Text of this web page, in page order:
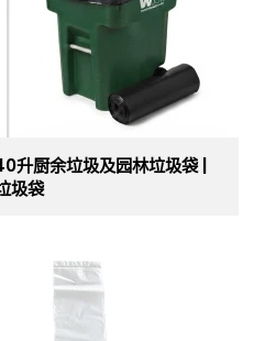
升厨余垃圾及园林垃圾袋 |
圾袋